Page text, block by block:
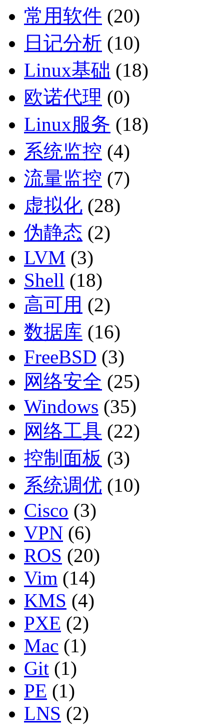
常用软件 (20)
日记分析 (10)
Linux基础 (18)
欧诺代理 (0)
Linux服务 (18)
系统监控 (4)
流量监控 (7)
虚拟化 (28)
伪静态 (2)
LVM (3)
Shell (18)
高可用 (2)
数据库 (16)
FreeBSD (3)
网络安全 (25)
Windows (35)
网络工具 (22)
控制面板 (3)
系统调优 (10)
Cisco (3)
VPN (6)
ROS (20)
Vim (14)
KMS (4)
PXE (2)
Mac (1)
Git (1)
PE (1)
LNS (2)